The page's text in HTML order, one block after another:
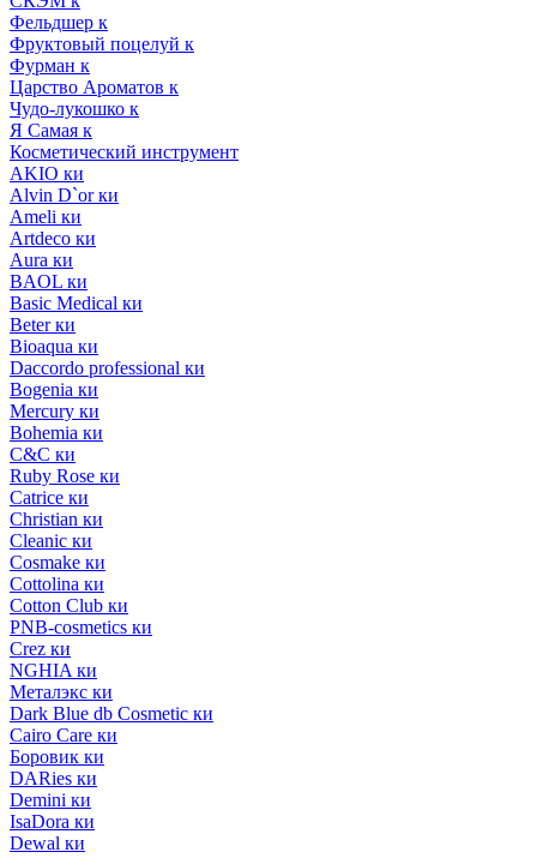
Фельдшер к
Фруктовый поцелуй к
Фурман к
Царство Ароматов к
Чудо-лукошко к
Я Самая к
Косметический инструмент
AKIO ки
Alvin D`or ки
Ameli ки
Artdeco ки
Aura ки
BAOL ки
Basic Medical ки
Beter ки
Bioaqua ки
Daccordo professional ки
Bogenia ки
Mercury ки
Bohemia ки
C&C ки
Ruby Rose ки
Catrice ки
Christian ки
Cleanic ки
Cosmake ки
Cottolina ки
Cotton Club ки
PNB-cosmetics ки
Crez ки
NGHIA ки
Металэкс ки
Dark Blue db Cosmetic ки
Cairo Care ки
Боровик ки
DARies ки
Demini ки
IsaDora ки
Dewal ки